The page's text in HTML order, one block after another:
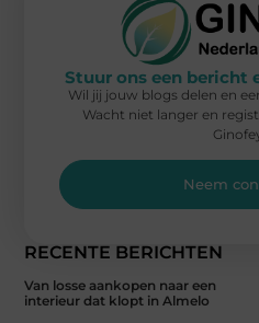
RECENTE BERICHTEN
Van losse aankopen naar een
interieur dat klopt in Almelo
Stuur ons een bericht
Wil jij jouw blogs delen en
Wacht niet langer en
Neem